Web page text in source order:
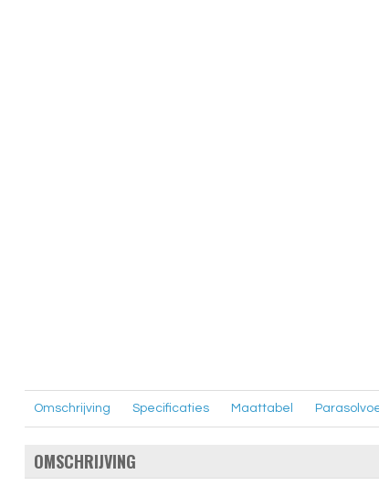
Omschrijving Specificaties Maattabel
OMSCHRIJVING